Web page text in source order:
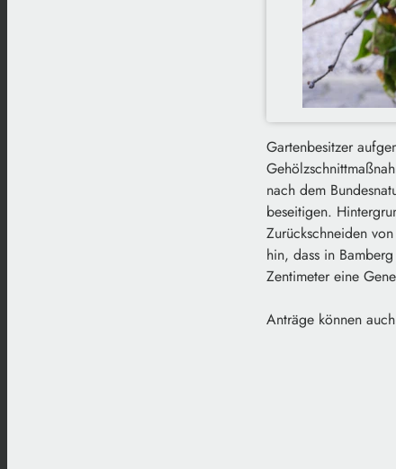
Gartenbesitzer
nach dem
beseitigen.
Zurückschneiden
hin, dass in
Zentimeter eine
Anträge können